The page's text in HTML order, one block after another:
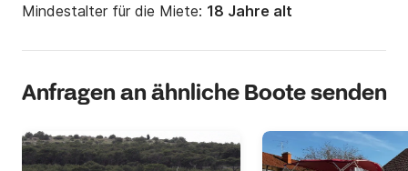
Mindestalter für die Miete: 18 Jahre alt
Anfragen an ähnliche Boote senden